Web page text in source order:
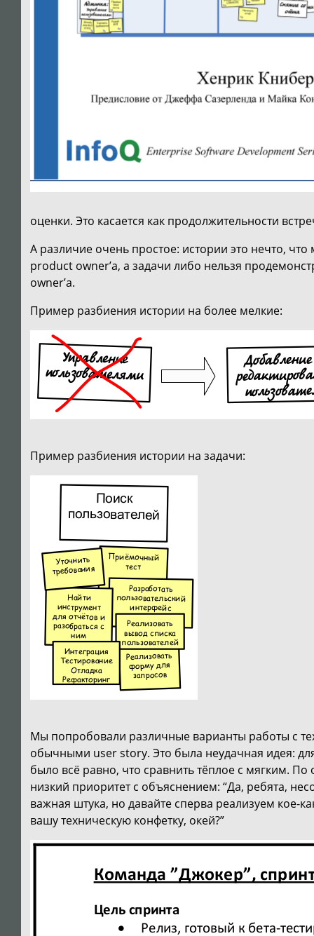
оценки. Это касается как продолжительности
А различие очень простое: истории это нечто,
product owner’а, а задачи либо нельзя
owner’a.
Пример разбиения истории на более мелкие:
Пример разбиения истории на задачи:
Мы попробовали различные варианты работы с
обычными user story. Это была неудачная идея:
было всё равно, что сравнить тёплое с мягким.
низкий приоритет с объяснением: “Да, ребята,
важная штука, но давайте сперва реализуем кое-
вашу техническую конфетку, окей?”